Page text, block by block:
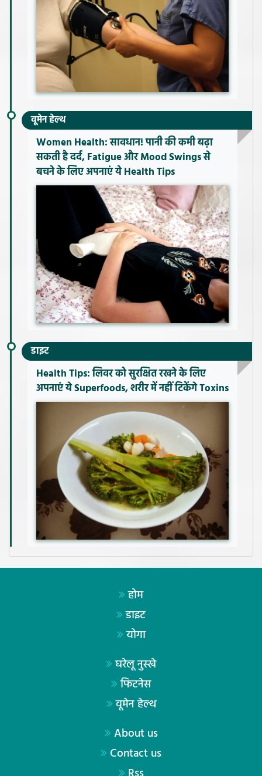
वूमेन हेल्थ
Women Health: सावधान! पानी की कमी बढ़ा
सकती है दर्द, Fatigue और Mood Swings से
बचने के लिए अपनाएं ये Health Tips
डाइट
Health Tips: लिवर को सुरक्षित रखने के लिए
अपनाएं ये Superfoods, शरीर में नहीं टिकेंगे Toxins
होम
डाइट
योगा
घरेलू नुस्खे
फिटनेस
वूमेन हेल्थ
About us
Contact us